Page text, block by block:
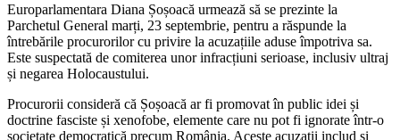
Europarlamentara Diana Șoșoacă urmează să se prezinte la
Parchetul General marți, 23 septembrie, pentru a răspunde la
întrebările procurorilor cu privire la acuzațiile aduse împotriva sa.
Este suspectată de comiterea unor infracțiuni serioase, inclusiv ultraj
și negarea Holocaustului.
Procurorii consideră că Șoșoacă ar fi promovat în public idei și
doctrine fasciste și xenofobe, elemente care nu pot fi ignorate într-o
societate democratică precum România. Aceste acuzații includ și